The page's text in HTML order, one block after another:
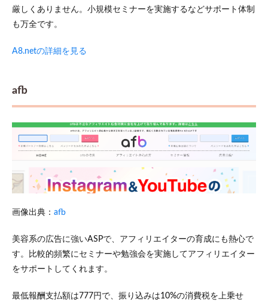
厳しくありません。小規模セミナーを実施するなどサポート体制
も万全です。
A8.netの詳細を見る
afb
画像出典： afb
美容系の広告に強いASPで、アフィリエイターの育成にも熱心で
す。比較的頻繁にセミナーや勉強会を実施してアフィリエイター
をサポートしてくれます。
最低報酬支払額は777円で、振り込みは10%の消費税を上乗せ